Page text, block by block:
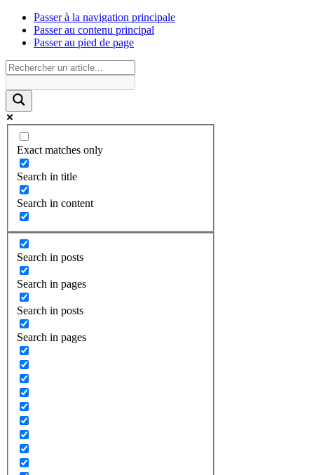
Passer à la navigation principale
Passer au contenu principal
Passer au pied de page
Exact matches only
Search in title
Search in content
Search in posts
Search in pages
Search in posts
Search in pages